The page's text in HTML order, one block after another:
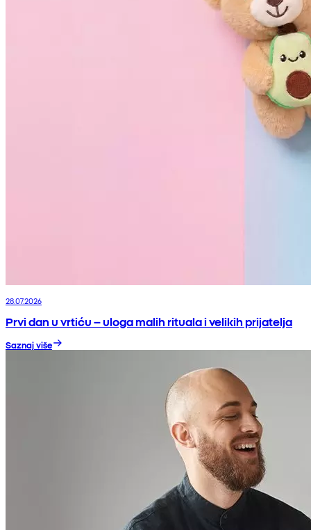
28.07.2026
Prvi dan u vrtiću – uloga malih rituala i velikih prijatelja
Saznaj više